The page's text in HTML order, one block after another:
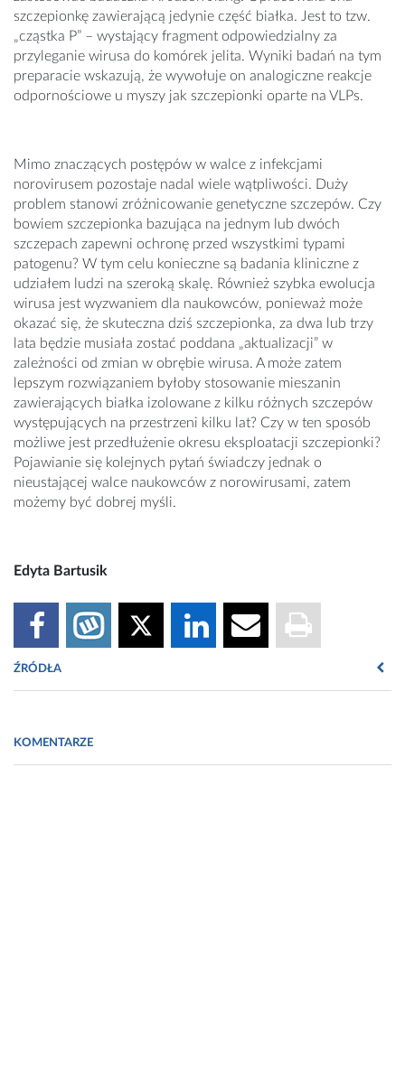
szczepionkę zawierającą jedynie część białka. Jest to tzw.
„cząstka P” – wystający fragment odpowiedzialny za
przyleganie wirusa do komórek jelita. Wyniki badań na tym
preparacie wskazują, że wywołuje on analogiczne reakcje
odpornościowe u myszy jak szczepionki oparte na VLPs.
Mimo znaczących postępów w walce z infekcjami
norovirusem pozostaje nadal wiele wątpliwości. Duży
problem stanowi zróżnicowanie genetyczne szczepów. Czy
bowiem szczepionka bazująca na jednym lub dwóch
szczepach zapewni ochronę przed wszystkimi typami
patogenu? W tym celu konieczne są badania kliniczne z
udziałem ludzi na szeroką skalę. Również szybka ewolucja
wirusa jest wyzwaniem dla naukowców, ponieważ może
okazać się, że skuteczna dziś szczepionka, za dwa lub trzy
lata będzie musiała zostać poddana „aktualizacji” w
zależności od zmian w obrębie wirusa. A może zatem
lepszym rozwiązaniem byłoby stosowanie mieszanin
zawierających białka izolowane z kilku różnych szczepów
występujących na przestrzeni kilku lat? Czy w ten sposób
możliwe jest przedłużenie okresu eksploatacji szczepionki?
Pojawianie się kolejnych pytań świadczy jednak o
nieustającej walce naukowców z norowirusami, zatem
możemy być dobrej myśli.
Edyta Bartusik
ŹRÓDŁA
KOMENTARZE